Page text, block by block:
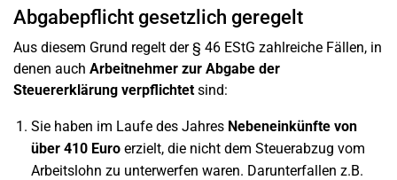
Abgabepflicht gesetzlich geregelt
Aus diesem Grund regelt der § 46 EStG zahlreiche Fällen, in
denen auch Arbeitnehmer zur Abgabe der
Steuererklärung verpflichtetsind:
Sie haben im Laufe des Jahres Nebeneinkünfte von
über 410 Euro erzielt, die nicht dem Steuerabzug vom
Arbeitslohn zu unterwerfen waren. Darunterfallen z.B.